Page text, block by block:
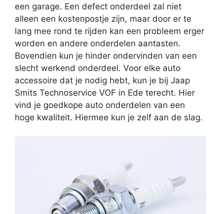
een garage. Een defect onderdeel zal niet
alleen een kostenpostje zijn, maar door er te
lang mee rond te rijden kan een probleem erger
worden en andere onderdelen aantasten.
Bovendien kun je hinder ondervinden van een
slecht werkend onderdeel. Voor elke auto
accessoire dat je nodig hebt, kun je bij Jaap
Smits Technoservice VOF in Ede terecht. Hier
vind je goedkope auto onderdelen van een
hoge kwaliteit. Hiermee kun je zelf aan de slag.